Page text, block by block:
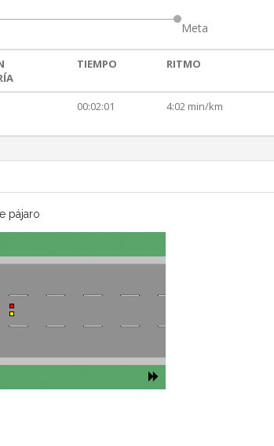
Meta
TIEMPO RITMO
00:02:01 4:02 min/km
pájaro